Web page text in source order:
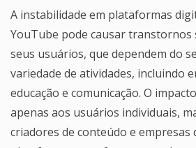
A instabilidade em plataformas
YouTube pode causar transtornos
seus usuários, que dependem do
variedade de atividades, incluindo
educação e comunicação. O
apenas aos usuários individuais,
criadores de conteúdo e empresas